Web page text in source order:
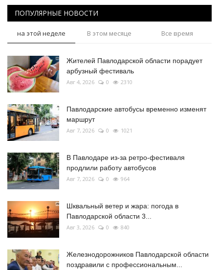
ПОПУЛЯРНЫЕ НОВОСТИ
на этой неделе В этом месяце Все время
Жителей Павлодарской области порадует
арбузный фестиваль
Авг 4, 2026 0 2310
Павлодарские автобусы временно изменят
маршрут
Авг 7, 2026 0 1021
В Павлодаре из-за ретро-фестиваля
продлили работу автобусов
Авг 7, 2026 0 964
Шквальный ветер и жара: погода в
Павлодарской области 3...
Авг 3, 2026 0 840
Железнодорожников Павлодарской области
поздравили с профессиональным...